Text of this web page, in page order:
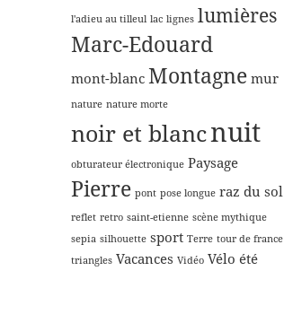
l'adieu au tilleul lac lignes lumières
Marc-Edouard
mont-blancMontagnemur
nature nature morte
noir et blancnuit
obturateur électronique Paysage
Pierre pont pose longue raz du sol
reflet retro saint-etienne scène mythique
sepia silhouette sport Terre tour de france
triangles Vacances Vidéo Vélo été